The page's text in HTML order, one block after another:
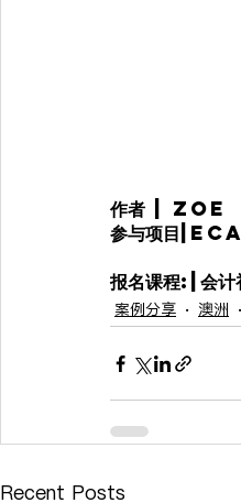
作者 | Zoe
参与项目
报名课程:|会计
案例分享 澳洲
Recent Posts